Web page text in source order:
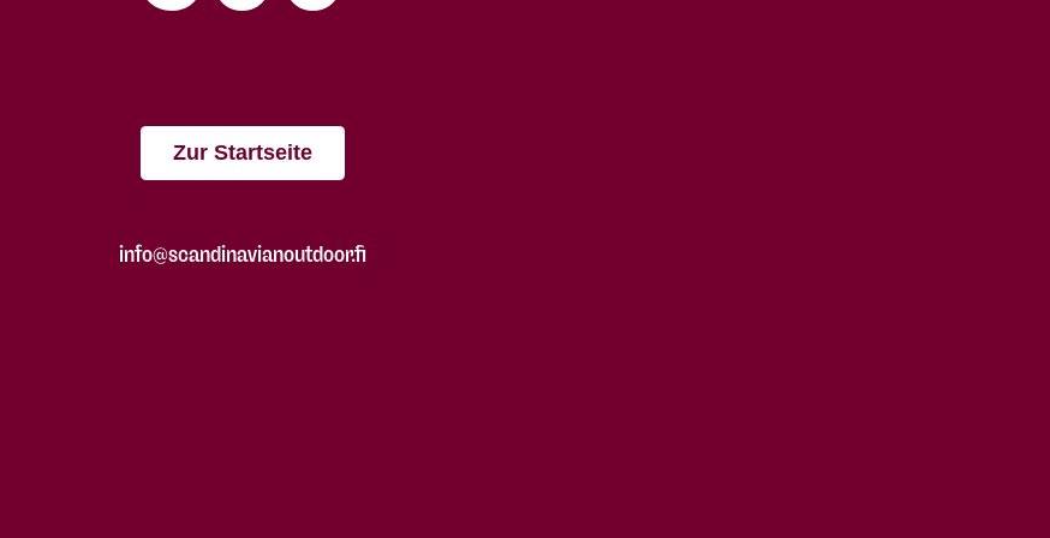
Zur Startseite
info@scandinavianoutdoor.fi